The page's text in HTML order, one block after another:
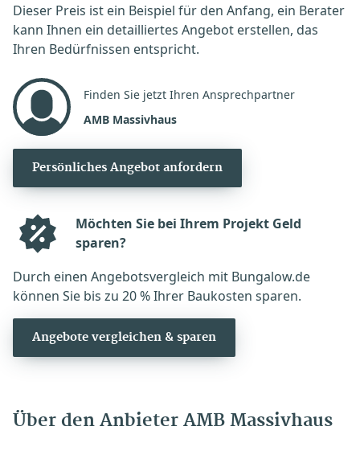
Dieser Preis ist ein Beispiel für den Anfang, ein Berater
kann Ihnen ein detailliertes Angebot erstellen, das
Ihren Bedürfnissen entspricht.
Finden Sie jetzt Ihren Ansprechpartner
AMB Massivhaus
Persönliches Angebot anfordern
Möchten Sie bei Ihrem Projekt Geld
sparen?
Durch einen Angebotsvergleich mit Bungalow.de
können Sie bis zu 20 % Ihrer Baukosten sparen.
Angebote vergleichen & sparen
Über den Anbieter AMB Massivhaus